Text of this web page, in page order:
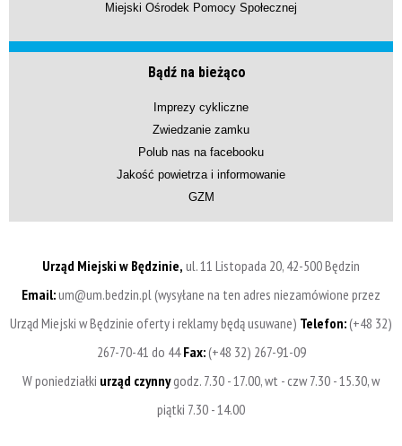
Miejski Ośrodek Pomocy Społecznej
Bądź na bieżąco
Imprezy cykliczne
Zwiedzanie zamku
Polub nas na facebooku
Jakość powietrza i informowanie
GZM
Urząd Miejski w Będzinie, ul. 11 Listopada 20, 42-500 Będzin
Email:um@um.bedzin.pl (wysyłane na ten adres niezamówione przez
Urząd Miejski w Będzinie oferty i reklamy będą usuwane) Telefon:(+48 32)
267-70-41 do 44Fax:(+48 32) 267-91-09
W poniedziałki urząd czynnygodz. 7.30 - 17.00, wt - czw 7.30 - 15.30, w
piątki 7.30 - 14.00